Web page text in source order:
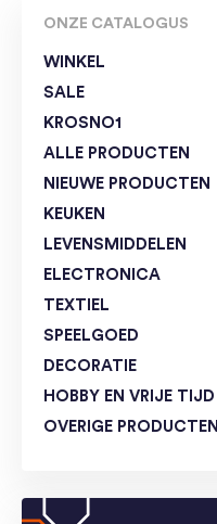
ONZE CATALOGUS
WINKEL
SALE
KROSNO1
ALLE PRODUCTEN
NIEUWE PRODUCTEN
KEUKEN
LEVENSMIDDELEN
ELECTRONICA
TEXTIEL
SPEELGOED
DECORATIE
HOBBY EN VRIJE TIJD
OVERIGE PRODUCTEN